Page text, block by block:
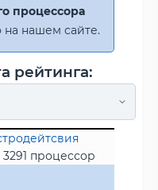
процессора
на нашем сайте.
рейтинга:
процессор